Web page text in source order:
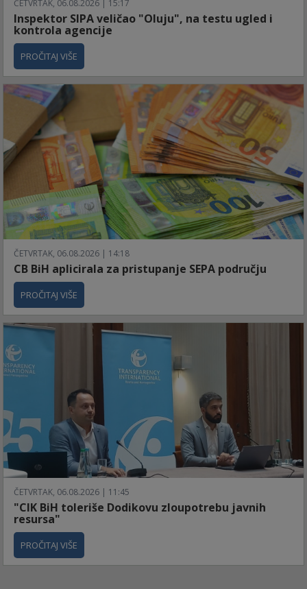
ČETVRTAK, 06.08.2026 | 15:17
Inspektor SIPA veličao "Oluju", na testu ugled i
kontrola agencije
PROČITAJ VIŠE
ČETVRTAK, 06.08.2026 | 14:18
CB BiH aplicirala za pristupanje SEPA području
PROČITAJ VIŠE
ČETVRTAK, 06.08.2026 | 11:45
"CIK BiH toleriše Dodikovu zloupotrebu javnih
resursa"
PROČITAJ VIŠE